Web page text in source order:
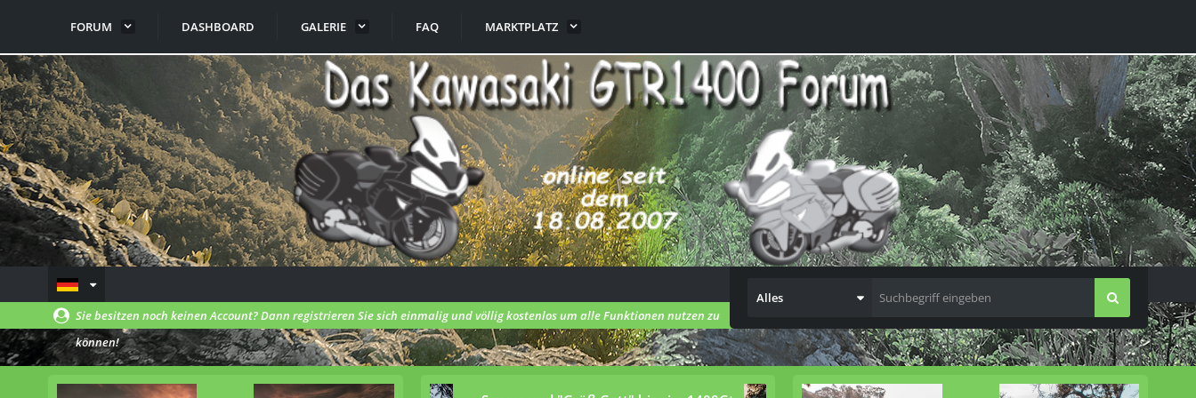
FORUM DASHBOARD GALERIE FAQ MARKTPLATZ
Alles
Sie besitzen noch keinen Account? Dann registrieren Sie sich einmalig und völlig kostenlos um alle Funktionen nutzen zu
können!